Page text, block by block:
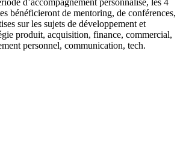
d’accompagnement personnalisé, les 4
bénéficieront de mentoring, de conférences,
sur les sujets de développement et
produit, acquisition, finance, commercial,
personnel, communication, tech.